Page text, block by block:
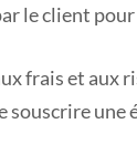
le client
frais et aux
souscrire une